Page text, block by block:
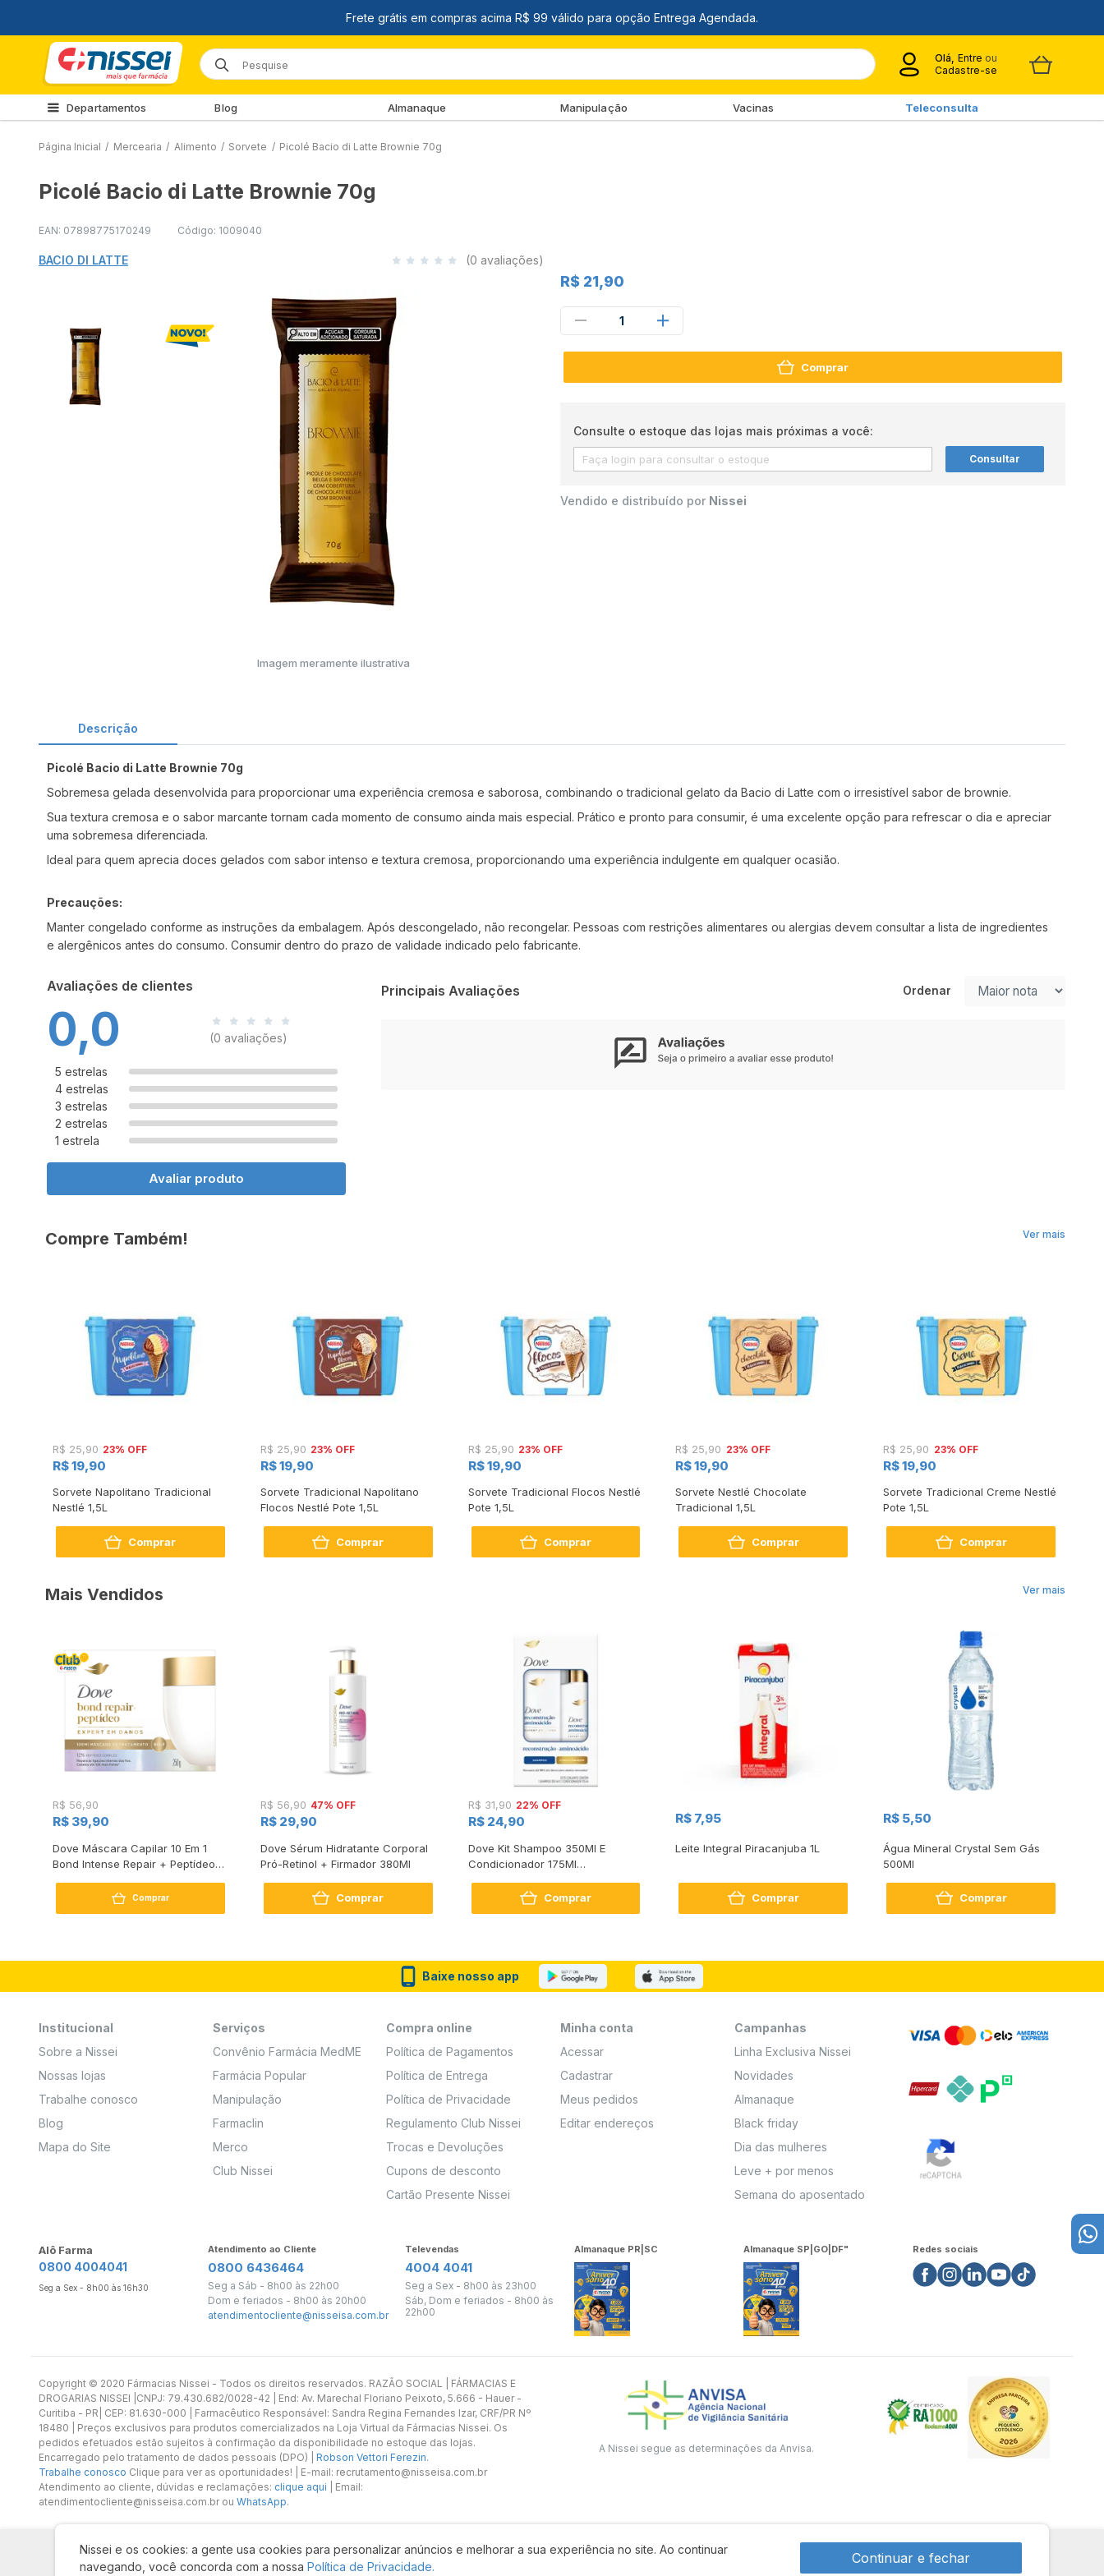
Olá, Entre ou
Cadastre-se
Departamentos Blog Almanaque Manipulação Vacinas Teleconsulta
Página Inicial / Mercearia / Alimento / Sorvete / Picolé Bacio di Latte Brownie 70g
Picolé Bacio di Latte Brownie 70g
EAN: 07898775170249 Código: 1009040
BACIO DI LATTE (0 avaliações)
Imagem meramente ilustrativa
R$ 21,90
1
Comprar
Consulte o estoque das lojas mais próximas a você:
Consultar
Vendido e distribuído por Nissei
Descrição
Picolé Bacio di Latte Brownie 70g
Sobremesa gelada desenvolvida para proporcionar uma experiência cremosa e saborosa, combinando o tradicional gelato da Bacio di Latte com o irresistível sabor de brownie.
Sua textura cremosa e o sabor marcante tornam cada momento de consumo ainda mais especial. Prático e pronto para consumir, é uma excelente opção para refrescar o dia e apreciar
uma sobremesa diferenciada.
Ideal para quem aprecia doces gelados com sabor intenso e textura cremosa, proporcionando uma experiência indulgente em qualquer ocasião.
Precauções:
Manter congelado conforme as instruções da embalagem. Após descongelado, não recongelar. Pessoas com restrições alimentares ou alergias devem consultar a lista de ingredientes
e alergênicos antes do consumo. Consumir dentro do prazo de validade indicado pelo fabricante.
Avaliações de clientes
0,0 (0 avaliações)
5 estrelas
4 estrelas
3 estrelas
2 estrelas
1 estrela
Avaliar produto
Principais Avaliações Ordenar
Ver mais
Compre Também!
R$ 25,90 23% OFF
R$ 19,90
Sorvete Napolitano Tradicional
Nestlé 1,5L
Comprar
R$ 25,90 23% OFF
R$ 19,90
Sorvete Tradicional Napolitano
Flocos Nestlé Pote 1,5L
Comprar
R$ 25,90 23% OFF
R$ 19,90
Sorvete Tradicional Flocos Nestlé
Pote 1,5L
Comprar
R$ 25,90 23% OFF
R$ 19,90
Sorvete Nestlé Chocolate
Tradicional 1,5L
Comprar
R$ 25,90 23% OFF
R$ 19,90
Sorvete Tradicional Creme Nestlé
Pote 1,5L
Comprar
Ver mais
Mais Vendidos
R$ 56,90
R$ 39,90
Dove Máscara Capilar 10 Em 1
Bond Intense Repair + Peptídeo
Comprar
R$ 56,90 47% OFF
R$ 29,90
Dove Sérum Hidratante Corporal
Pró-Retinol + Firmador 380Ml
Comprar
R$ 31,90 22% OFF
R$ 24,90
Dove Kit Shampoo 350Ml E
Condicionador 175Ml
Comprar
R$ 7,95
Leite Integral Piracanjuba 1L
Comprar
R$ 5,50
Água Mineral Crystal Sem Gás
500Ml
Comprar
Nissei e os cookies: a gente usa cookies para personalizar anúncios e melhorar a sua experiência no site. Ao continuar
navegando, você concorda com a nossaPolítica de Privacidade.
Continuar e fechar
Baixe nosso app
Institucional
Sobre a Nissei
Nossas lojas
Trabalhe conosco
Blog
Mapa do Site
Serviços
Convênio Farmácia MedME
Farmácia Popular
Manipulação
Farmaclin
Merco
Club Nissei
Compra online
Política de Pagamentos
Política de Entrega
Política de Privacidade
Regulamento Club Nissei
Trocas e Devoluções
Cupons de desconto
Cartão Presente Nissei
Minha conta
Acessar
Cadastrar
Meus pedidos
Editar endereços
Campanhas
Linha Exclusiva Nissei
Novidades
Almanaque
Black friday
Dia das mulheres
Leve + por menos
Semana do aposentado
Alô Farma
0800 4004041
Seg a Sex - 8h00 às 16h30
Atendimento ao Cliente
0800 6436464
Seg a Sáb - 8h00 às 22h00
Dom e feriados - 8h00 às 20h00
atendimentocliente@nisseisa.com.br
Televendas
4004 4041
Seg a Sex - 8h00 às 23h00
Sáb, Dom e feriados - 8h00 às
22h00
Almanaque PR|SC Almanaque SP|GO|DF" Redes sociais
Copyright ©️ 2020 Fármacias Nissei - Todos os direitos reservados. RAZÃO SOCIAL | FÁRMACIAS E
DROGARIAS NISSEI |CNPJ: 79.430.682/0028-42 | End: Av. Marechal Floriano Peixoto, 5.666 - Hauer -
Curitiba - PR| CEP: 81.630-000 | Farmacêutico Responsável: Sandra Regina Fernandes Izar, CRF/PR Nº
18480 | Preços exclusivos para produtos comercializados na Loja Virtual da Fármacias Nissei. Os
pedidos efetuados estão sujeitos à confirmação da disponibilidade no estoque das lojas.
Encarregado pelo tratamento de dados pessoais (DPO) | Robson Vettori Ferezin.
Trabalhe conosco Clique para ver as oportunidades! | E-mail: recrutamento@nisseisa.com.br
Atendimento ao cliente, dúvidas e reclamações: clique aqui | Email:
atendimentocliente@nisseisa.com.br ou WhatsApp.
A Nissei segue as determinações da Anvisa.
Desenvolvido por: